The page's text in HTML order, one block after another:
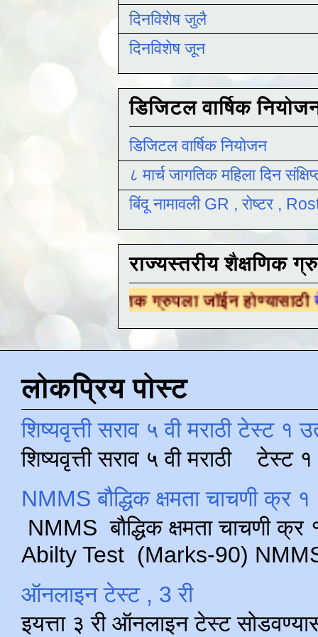
दिनविशेष जुलै
दिनविशेष जून
डिजिटल वार्षिक
डिजिटल वार्षिक नियोजन
८ मार्च जागतिक महिला दिन
बिंदू नामावली GR , रोष्टर ,
राज्यस्तरीय शैक्षणिक
शैक्षणिक ग्रुपला जॉईन होण्यासाठीयेथे क्लिक
लोकप्रिय पोस्ट
शिष्यवृत्ती सराव ५ वी मराठी टेस्ट १
शिष्यवृत्ती सराव ५ वी मराठी टेस्ट
NMMS बौद्धिक क्षमता चाचणी क्र
NMMS बौद्धिक क्षमता चाचणी
Abilty Test (Marks-90) NMMS
ऑनलाइन टेस्ट , 3 री
इयत्ता ३ री ऑनलाइन टेस्ट